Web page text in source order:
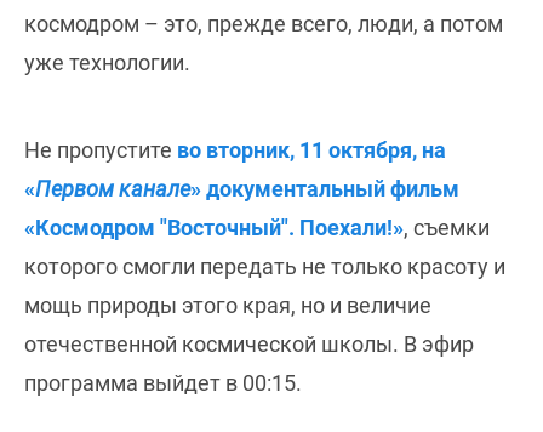
космодром – это, прежде всего, люди, а потом
уже технологии.
Не пропустите во вторник, 11 октября, на
«Первом канале» документальный фильм
«Космодром "Восточный". Поехали!», съемки
которого смогли передать не только красоту и
мощь природы этого края, но и величие
отечественной космической школы. В эфир
программа выйдет в 00:15.